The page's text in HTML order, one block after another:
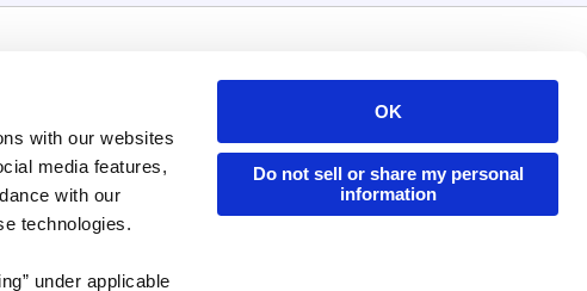
with our websites
media features,
with our
technologies.
under applicable
OK
Do not sell or share my personal
information
Features
Flipbook
Industries
Resources
Developers
Publisher Directory
Redeem Code